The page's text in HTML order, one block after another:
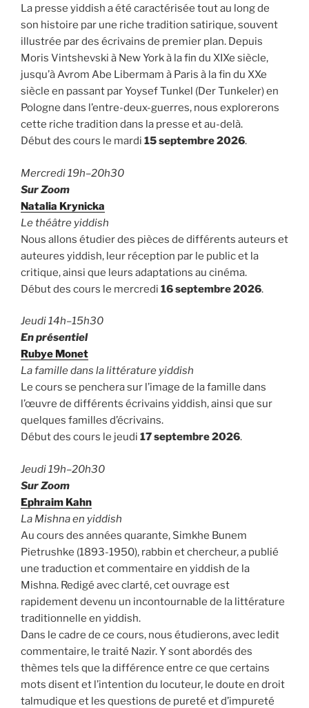
La presse yiddish a été caractérisée tout au long de
son histoire par une riche tradition satirique, souvent
illustrée par des écrivains de premier plan. Depuis
Moris Vintshevski à New York à la fin du XIXe siècle,
jusqu’à Avrom Abe Libermam à Paris à la fin du XXe
siècle en passant par Yoysef Tunkel (Der Tunkeler) en
Pologne dans l’entre-deux-guerres, nous explorerons
cette riche tradition dans la presse et au-delà.
Début des cours le mardi 15 septembre 2026.
Mercredi 19h–20h30
Sur Zoom
Natalia Krynicka
Le théâtre yiddish
Nous allons étudier des pièces de différents auteurs et
auteures yiddish, leur réception par le public et la
critique, ainsi que leurs adaptations au cinéma.
Début des cours le mercredi 16 septembre 2026.
Jeudi 14h–15h30
En présentiel
Rubye Monet
La famille dans la littérature yiddish
Le cours se penchera sur l’image de la famille dans
l’œuvre de différents écrivains yiddish, ainsi que sur
quelques familles d’écrivains.
Début des cours le jeudi 17 septembre 2026.
Jeudi 19h–20h30
Sur Zoom
Ephraim Kahn
La Mishna en yiddish
Au cours des années quarante, Simkhe Bunem
Pietrushke (1893-1950), rabbin et chercheur, a publié
une traduction et commentaire en yiddish de la
Mishna. Redigé avec clarté, cet ouvrage est
rapidement devenu un incontournable de la littérature
traditionnelle en yiddish.
Dans le cadre de ce cours, nous étudierons, avec ledit
commentaire, le traité Nazir. Y sont abordés des
thèmes tels que la différence entre ce que certains
mots disent et l’intention du locuteur, le doute en droit
talmudique et les questions de pureté et d’impureté